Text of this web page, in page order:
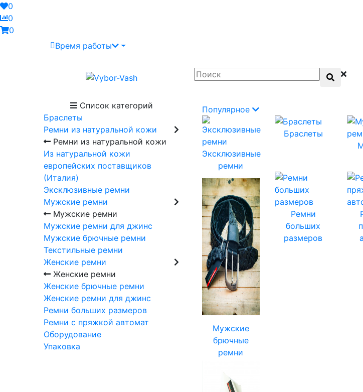
0
0
0
Время работы
Список категорий
Браслеты
Ремни из натуральной кожи
Ремни из натуральной кожи
Из натуральной кожи
европейских поставщиков
(Италия)
Эксклюзивные ремни
Мужские ремни
Мужские ремни
Мужские ремни для джинс
Мужские брючные ремни
Текстильные ремни
Женские ремни
Женские ремни
Женские брючные ремни
Женские ремни для джинс
Ремни больших размеров
Ремни с пряжкой автомат
Оборудование
Упаковка
Популярное
Эксклюзивные
ремни
Браслеты
Мужские
брючные
ремни
Ремни
больших
размеров